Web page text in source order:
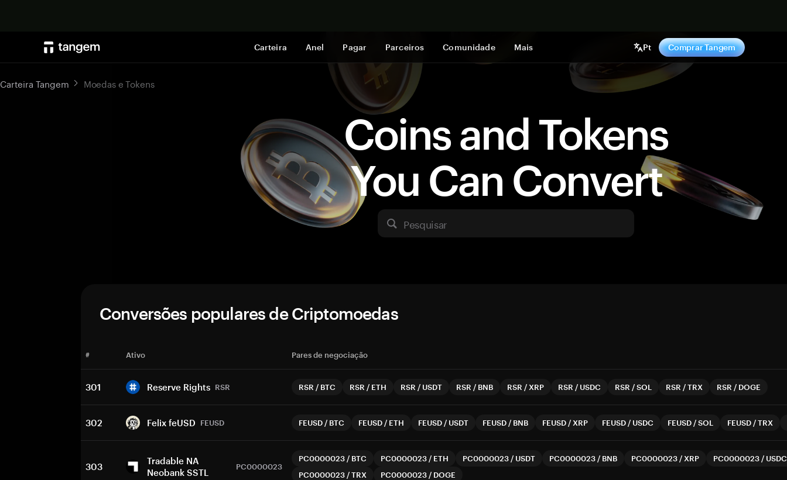
Carteira Anel Pagar Parceiros Comunidade Mais Pt Comprar Tangem
Coins and Tokens
You Can Convert
Pesquisar
Carteira Tangem Moedas e Tokens
Conversões populares de Criptomoedas
# Ativo Pares de negociação
301 Reserve Rights RSR RSR / BTC RSR / ETH RSR / USDT RSR / BNB RSR / XRP RSR / USDC RSR /SOL RSR /TRX RSR / DOGE
302 Felix feUSD FEUSD FEUSD / BTC FEUSD / ETH FEUSD / USDT FEUSD / BNB FEUSD / XRP FEUSD / USDC FEUSD /SOL FEUSD /TRX
303
Tradable NA
Neobank SSTL
PC0000023
PC0000023 / BTC PC0000023 / ETH PC0000023 / USDT PC0000023 / BNB PC0000023 / XRP PC0000023 / USDC
PC0000023 /TRX PC0000023 / DOGE